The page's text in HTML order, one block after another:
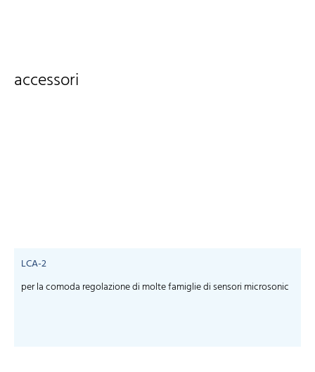
accessori
LCA-2
per la comoda regolazione di molte famiglie di sensori microsonic